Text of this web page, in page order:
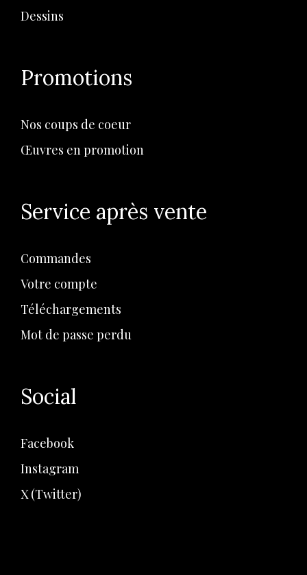
Dessins
Promotions
Nos coups de coeur
Œuvres en promotion
Service après vente
Commandes
Votre compte
Téléchargements
Mot de passe perdu
Social
Facebook
Instagram
X (Twitter)